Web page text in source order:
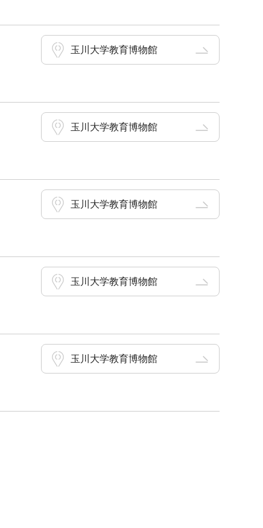
玉川大学教育博物館
玉川大学教育博物館
玉川大学教育博物館
玉川大学教育博物館
玉川大学教育博物館